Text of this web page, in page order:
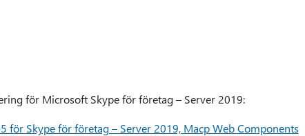
för Microsoft Skype för företag – Server 2019:
Skype för företag – Server 2019, Macp Web Components